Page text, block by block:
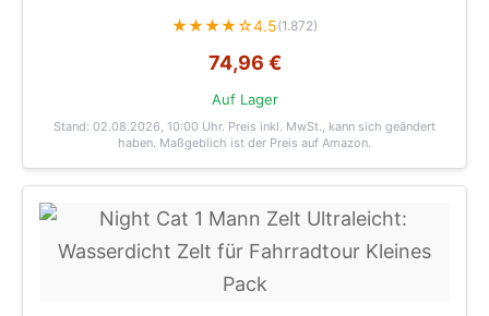
★★★★☆4.5(1.872)
74,96 €
Auf Lager
Stand: 02.08.2026, 10:00 Uhr. Preis inkl. MwSt., kann sich geändert
haben. Maßgeblich ist der Preis auf Amazon.